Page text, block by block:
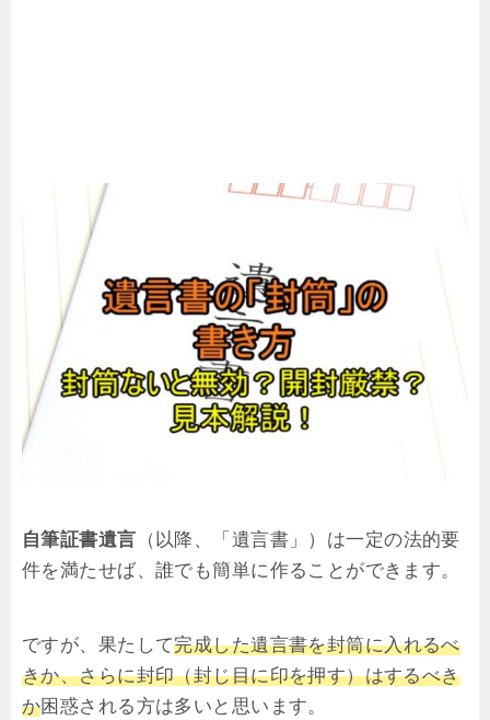
自筆証書遺言 （以降、「遺言書」）は一定の法的要
件を満たせば、誰でも簡単に作ることができます。
ですが、果たして完成した遺言書を封筒に入れるべ
きか、さらに封印（封じ目に印を押す）はするべき
か困惑される方は多いと思います。